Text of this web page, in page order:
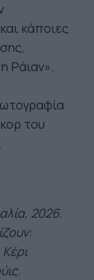
κάποιες
Ράιαν».
του
2026.